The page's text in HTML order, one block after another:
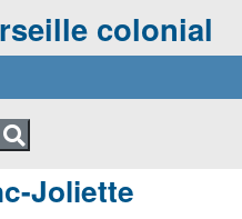
colonial
Joliette